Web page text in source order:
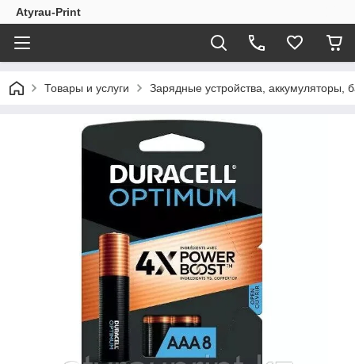
Atyrau-Print
Товары и услуги Зарядные устройства, аккумуляторы,